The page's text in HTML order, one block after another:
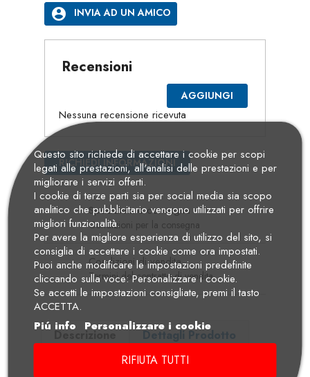
account_circle INVIA AD UN AMICO
Recensioni
AGGIUNGI
Nessuna recensione ricevuta
RICHIEDI INFORMAZIONI
Spedizioni e consegna
Condizioni per la consegna
Condizioni di vendita
Termini del contratto di vendita
Dettagli Prodotto
Adatto per i modelli
Questo sito richiede di accettare i cookie per scopi
legati alle prestazioni, all'analisi delle prestazioni e per
migliorare i servizi offerti.
I cookie di terze parti sia per social media sia scopo
analitico che pubblicitario vengono utilizzati per offrire
migliori funzionalità.
Per avere la migliore esperienza di utilizzo del sito, si
consiglia di accettare i cookie come ora impostati.
Puoi anche modificare le impostazioni predefinite
cliccando sulla voce: Personalizzare i cookie.
Se accetti le impostazioni consigliate, premi il tasto
ACCETTA.
Piú info
Personalizzare i cookie
RIFIUTA TUTTI